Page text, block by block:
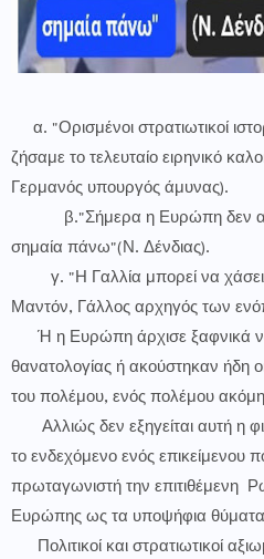
α. "Ορισμένοι στρατιωτικοί
ζήσαμε το τελευταίο ειρηνικό
Γερμανός υπουργός άμυνας).
β."Σήμερα η Ευρώπη δεν
σημαία πάνω"(Ν. Δένδιας).
γ. "Η Γαλλία μπορεί να χάσει
Μαντόν, Γάλλος αρχηγός των
Ή η Ευρώπη άρχισε ξαφνικά να
θανατολογίας ή ακούστηκαν ήδη
του πολέμου, ενός πολέμου
Αλλιώς δεν εξηγείται αυτή η
το ενδεχόμενο ενός
πρωταγωνιστή την επιτιθέμενη
Ευρώπης ως τα υποψήφια
Πολιτικοί και στρατιωτικοί